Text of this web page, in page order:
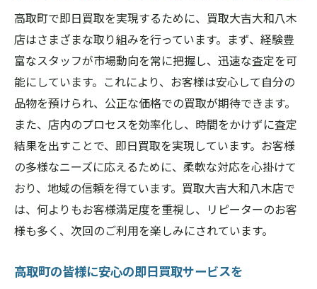
高取町で買取大吉大和八木店が提供する感
動体験
期待以上の買取体験を高取町で味わう方法
買取大吉大和八木店による高取町での優れ
た買取体験
高取町で期待を超えるサービスを提供する
買取大吉大和八木店
買取大吉大和八木店が高取町で提供する特
別な買取体験
高取町の買取で期待を超えるためのガイド
経験豊富なスタッフによる迅速な査定が魅力の
買取大吉大和八木店
高取町で即日買取を実現するために、買取大吉大和八木
店はさまざまな取り組みを行っています。まず、経験豊
富なスタッフが市場動向を常に把握し、迅速な査定を可
能にしています。これにより、お客様は安心して自分の
品物を預けられ、公正な価格での買取が期待できます。
また、店内のプロセスを効率化し、時間をかけずに査定
結果を出すことで、即日買取を実現しています。お客様
の多様なニーズに応えるために、柔軟な対応を心掛けて
おり、地域の信頼を得ています。買取大吉大和八木店で
は、何よりもお客様満足度を重視し、リピーターのお客
様も多く、次回のご利用を楽しみにされています。
高取町の皆様に安心の即日買取サービスを